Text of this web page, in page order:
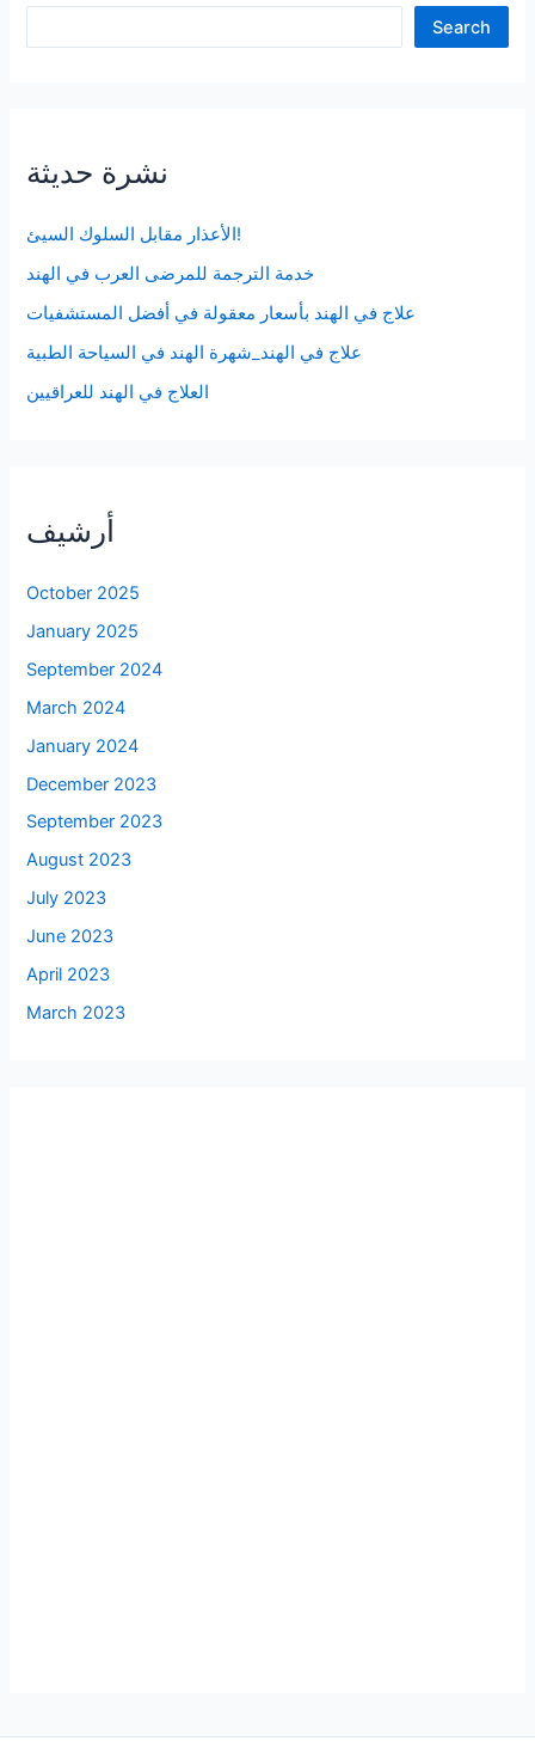
Search
نشرة حديثة
الأعذار مقابل السلوك السيئ!
خدمة الترجمة للمرضى العرب في الهند
علاج في الهند بأسعار معقولة في أفضل المستشفيات
علاج في الهند_شهرة الهند في السياحة الطبية
العلاج في الهند للعراقيين
أرشيف
October 2025
January 2025
September 2024
March 2024
January 2024
December 2023
September 2023
August 2023
July 2023
June 2023
April 2023
March 2023